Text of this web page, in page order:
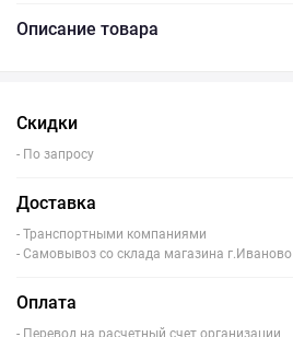
Описание товара
Скидки
- По запросу
Доставка
- Транспортными компаниями
- Самовывоз со склада магазина г.Иваново
Оплата
- Перевод на расчетный счет организации